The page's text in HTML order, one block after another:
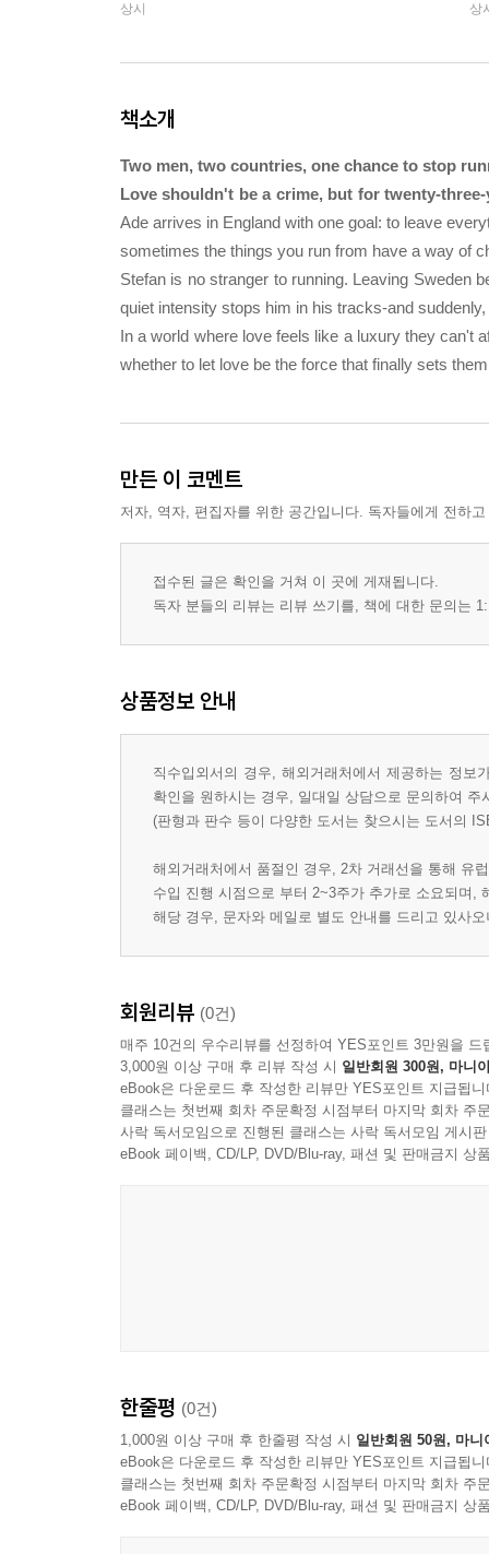
상시 상
책소개
Two men, two countries, one chance to stop
Love shouldn't be a crime, but for twenty-
Ade arrives in England with one goal: to leave
sometimes the things you run from have a way of
Stefan is no stranger to running. Leaving Sweden
quiet intensity stops him in his tracks-and
In a world where love feels like a luxury they can't
whether to let love be the force that finally sets
만든 이 코멘트
저자, 역자, 편집자를 위한 공간입니다. 독자들에게 전하
접수된 글은 확인을 거쳐 이 곳에 게재됩니다.
독자 분들의 리뷰는 리뷰 쓰기를, 책에 대한 문의는
상품정보 안내
직수입외서의 경우, 해외거래처에서 제공하는 정
확인을 원하시는 경우, 일대일 상담으로 문의하여 주
(판형과 판수 등이 다양한 도서는 찾으시는 도서의
해외거래처에서 품절인 경우, 2차 거래선을 통해 유
수입 진행 시점으로 부터 2~3주가 추가로 소요되며,
해당 경우, 문자와 메일로 별도 안내를 드리고 있사
회원리뷰 (0건)
매주 10건의 우수리뷰를 선정하여 YES포인트 3만원을 드
3,000원 이상 구매 후 리뷰 작성 시 일반회원 300원, 마니
eBook은 다운로드 후 작성한 리뷰만 YES포인트 지급됩니
클래스는 첫번째 회차 주문확정 시점부터 마지막 회차 주
사락 독서모임으로 진행된 클래스는 사락 독서모임 게시
eBook 페이백, CD/LP, DVD/Blu-ray, 패션 및 판매금지 상
한줄평 (0건)
1,000원 이상 구매 후 한줄평 작성 시 일반회원 50원, 마니
eBook은 다운로드 후 작성한 리뷰만 YES포인트 지급됩니
클래스는 첫번째 회차 주문확정 시점부터 마지막 회차 주
eBook 페이백, CD/LP, DVD/Blu-ray, 패션 및 판매금지 상